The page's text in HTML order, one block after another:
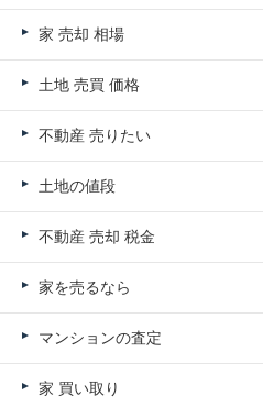
家 売却 相場
土地 売買 価格
不動産 売りたい
土地の値段
不動産 売却 税金
家を売るなら
マンションの査定
家 買い取り